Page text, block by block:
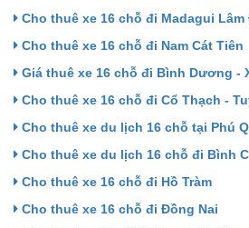
Cho thuê xe 16 chỗ đi Madagui Lâm
Cho thuê xe 16 chỗ đi Nam Cát Tiên
Giá thuê xe 16 chỗ đi Bình Dương -
Cho thuê xe 16 chỗ đi Cổ Thạch -
Cho thuê xe du lịch 16 chỗ tại Phú
Cho thuê xe du lịch 16 chỗ đi Bình
Cho thuê xe 16 chỗ đi Hồ Tràm
Cho thuê xe 16 chỗ đi Đồng Nai